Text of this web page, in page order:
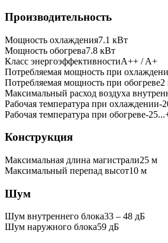
Производительность
Мощность охлаждения7.1 кВт
Мощность обогрева7.8 кВт
Класс энергоэффективностиA++ / A+
Потребляемая мощность при
Потребляемая мощность при обогреве2
Максимальный расход воздуха
Рабочая температура при охлаждении-
Рабочая температура при обогреве-
Конструкция
Максимальная длина магистрали25 м
Максимальный перепад высот10 м
Шум
Шум внутреннего блока33 ‒ 48 дБ
Шум наружного блока59 дБ